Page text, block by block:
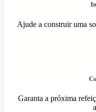
Ajude a construir uma
Garanta a próxima